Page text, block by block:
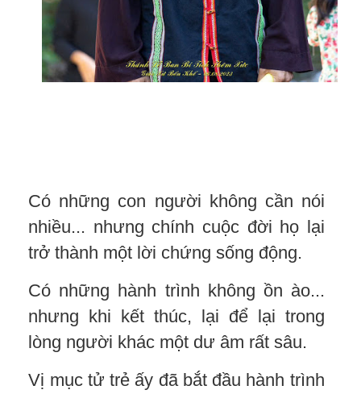
Có những con người không cần nói
nhiều... nhưng chính cuộc đời họ lại
trở thành một lời chứng sống động.
Có những hành trình không ồn ào...
nhưng khi kết thúc, lại để lại trong
lòng người khác một dư âm rất sâu.
Vị mục tử trẻ ấy đã bắt đầu hành trình